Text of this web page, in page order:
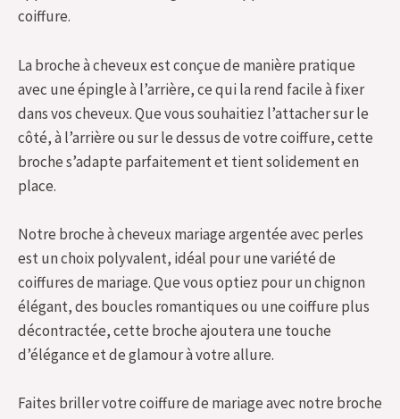
coiffure.
La broche à cheveux est conçue de manière pratique
avec une épingle à l’arrière, ce qui la rend facile à fixer
dans vos cheveux. Que vous souhaitiez l’attacher sur le
côté, à l’arrière ou sur le dessus de votre coiffure, cette
broche s’adapte parfaitement et tient solidement en
place.
Notre broche à cheveux mariage argentée avec perles
est un choix polyvalent, idéal pour une variété de
coiffures de mariage. Que vous optiez pour un chignon
élégant, des boucles romantiques ou une coiffure plus
décontractée, cette broche ajoutera une touche
d’élégance et de glamour à votre allure.
Faites briller votre coiffure de mariage avec notre broche